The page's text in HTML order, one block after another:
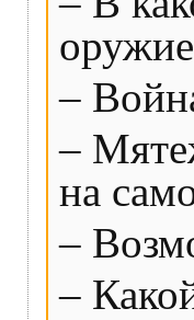
–
–
на
–
–